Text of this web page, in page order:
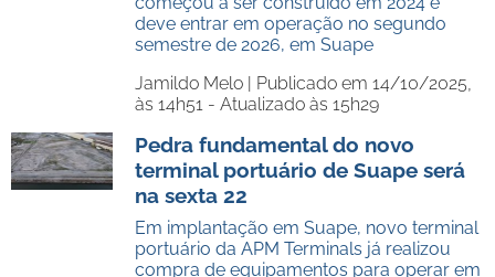
deve entrar em operação no segundo
semestre de 2026, em Suape
Jamildo Melo | Publicado em 14/10/2025,
às 14h51 - Atualizado às 15h29
Pedra fundamental do novo
terminal portuário de Suape será
na sexta 22
Em implantação em Suape, novo terminal
portuário da APM Terminals já realizou
compra de equipamentos para operar em